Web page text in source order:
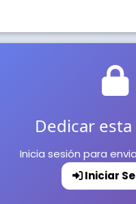
Dedicar
Inicia sesión para
Iniciar